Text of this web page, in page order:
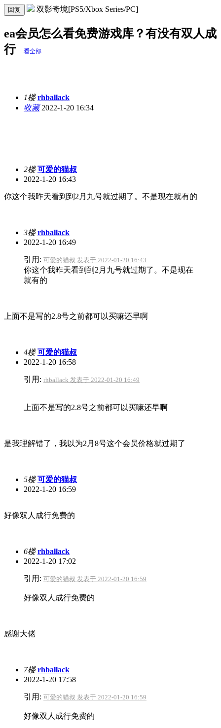
回复 双影奇境[PS5/Xbox Series/PC]
ea会员怎么看免费游戏库？有没有双人成
行
看全部
1楼 rhballack
收藏2022-1-20 16:34
2楼 可爱的猫叔
2022-1-20 16:43
你这个我昨天看到到2月九号就过期了。不是现在就有的
3楼 rhballack
2022-1-20 16:49
引用: 可爱的猫叔 发表于 2022-01-20 16:43
你这个我昨天看到到2月九号就过期了。不是现在
就有的
上面不是写的2.8号之前都可以买嘛还早啊
4楼 可爱的猫叔
2022-1-20 16:58
引用: rhballack 发表于 2022-01-20 16:49
上面不是写的2.8号之前都可以买嘛还早啊
是我理解错了，我以为2月8号这个会员价格就过期了
5楼 可爱的猫叔
2022-1-20 16:59
好像双人成行免费的
6楼 rhballack
2022-1-20 17:02
引用: 可爱的猫叔 发表于 2022-01-20 16:59
好像双人成行免费的
感谢大佬
7楼 rhballack
2022-1-20 17:58
引用: 可爱的猫叔 发表于 2022-01-20 16:59
好像双人成行免费的